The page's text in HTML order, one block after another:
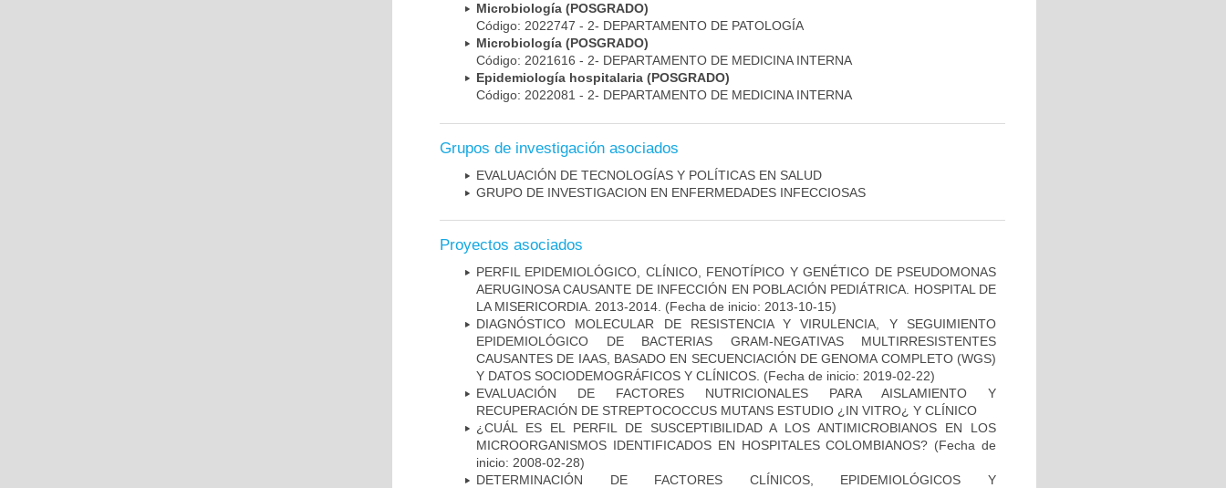
Microbiología (POSGRADO)
Código: 2022747 - 2- DEPARTAMENTO DE PATOLOGÍA
Microbiología (POSGRADO)
Código: 2021616 - 2- DEPARTAMENTO DE MEDICINA INTERNA
Epidemiología hospitalaria (POSGRADO)
Código: 2022081 - 2- DEPARTAMENTO DE MEDICINA INTERNA
Grupos de investigación asociados
EVALUACIÓN DE TECNOLOGÍAS Y POLÍTICAS EN SALUD
GRUPO DE INVESTIGACION EN ENFERMEDADES INFECCIOSAS
Proyectos asociados
PERFIL EPIDEMIOLÓGICO, CLÍNICO, FENOTÍPICO Y GENÉTICO DE PSEUDOMONAS
AERUGINOSA CAUSANTE DE INFECCIÓN EN POBLACIÓN PEDIÁTRICA. HOSPITAL DE
LA MISERICORDIA. 2013-2014. (Fecha de inicio: 2013-10-15)
DIAGNÓSTICO MOLECULAR DE RESISTENCIA Y VIRULENCIA, Y SEGUIMIENTO
EPIDEMIOLÓGICO DE BACTERIAS GRAM-NEGATIVAS MULTIRRESISTENTES
CAUSANTES DE IAAS, BASADO EN SECUENCIACIÓN DE GENOMA COMPLETO (WGS)
Y DATOS SOCIODEMOGRÁFICOS Y CLÍNICOS. (Fecha de inicio: 2019-02-22)
EVALUACIÓN DE FACTORES NUTRICIONALES PARA AISLAMIENTO Y
RECUPERACIÓN DE STREPTOCOCCUS MUTANS ESTUDIO ¿IN VITRO¿ Y CLÍNICO
¿CUÁL ES EL PERFIL DE SUSCEPTIBILIDAD A LOS ANTIMICROBIANOS EN LOS
MICROORGANISMOS IDENTIFICADOS EN HOSPITALES COLOMBIANOS? (Fecha de
inicio: 2008-02-28)
DETERMINACIÓN DE FACTORES CLÍNICOS, EPIDEMIOLÓGICOS Y